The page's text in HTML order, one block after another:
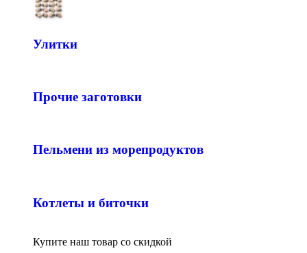
Улитки
Прочие заготовки
Пельмени из морепродуктов
Котлеты и биточки
Купите наш товар со скидкой